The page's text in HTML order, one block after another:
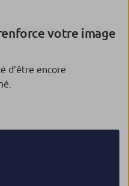
votre image
d’être encore